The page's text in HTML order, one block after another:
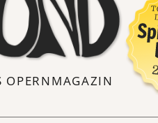
OPERNMAGAZIN